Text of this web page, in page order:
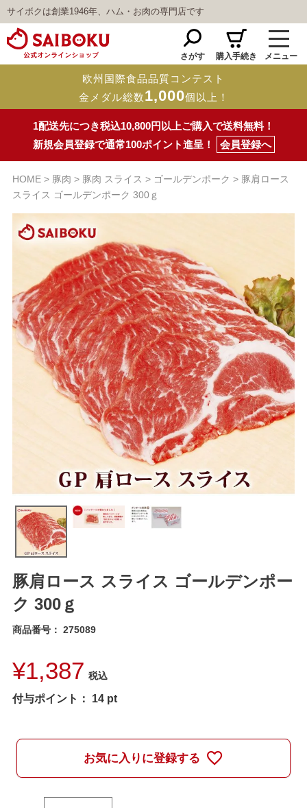
サイボクは創業1946年、ハム・お肉の専門店です
さがす 購入手続き メニュー
欧州国際食品品質コンテスト
金メダル総数1,000個以上！
1配送先につき税込10,800円以上ご購入で送料無料！
新規会員登録で通常100ポイント進呈！
会員登録へ
HOME 豚肉 豚肉 スライス ゴールデンポーク
豚肩ロース
スライス ゴールデンポーク 300ｇ
豚肩ロース スライス ゴールデンポー
ク 300ｇ
商品番号 275089
¥1,387 税込
付与ポイント： 14 pt
お気に入りに登録する